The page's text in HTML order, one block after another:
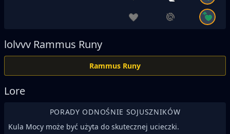
lolvvv Rammus Runy
Rammus Runy
Lore
PORADY ODNOŚNIE SOJUSZNIKÓW
Kula Mocy może być użyta do skutecznej ucieczki.